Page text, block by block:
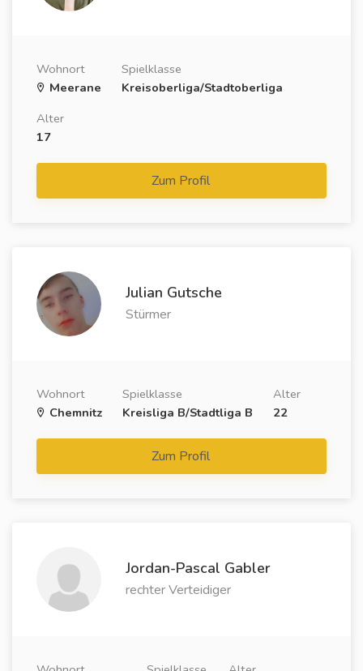
Wohnort
Meerane
Spielklasse
Kreisoberliga/Stadtoberliga
Alter
17
Zum Profil
Julian Gutsche
Stürmer
Wohnort
Chemnitz
Spielklasse
Kreisliga B/Stadtliga B
Alter
22
Zum Profil
Jordan-Pascal Gabler
rechter Verteidiger